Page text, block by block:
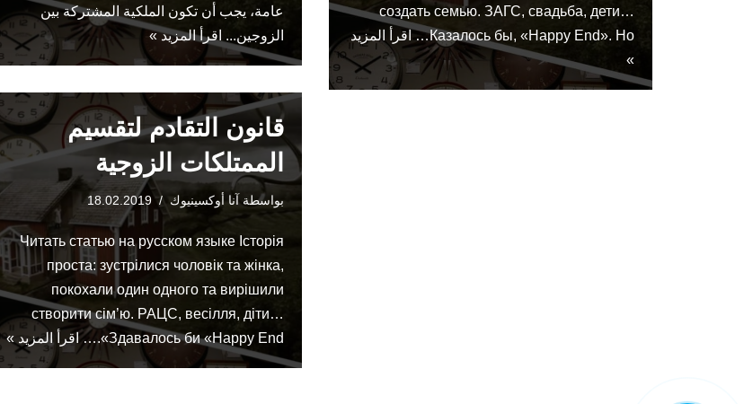
عامة، يجب أن تكون الملكية المشتركة بين
الزوجين... اقرأ المزيد »
создать семью. ЗАГС, свадьба, дети…
Казалось бы, «Happy End». Но…
اقرأ المزيد
»
قانون التقادم لتقسيم
الممتلكات الزوجية
بواسطة آنا أوكسينيوك 18.02.2019
Читать статью на русском языке Історія
проста: зустрілися чоловік та жінка,
покохали один одного та вирішили
створити сім’ю. РАЦС, весілля, діти…
Здавалось би «Happy End».…
اقرأ المزيد »